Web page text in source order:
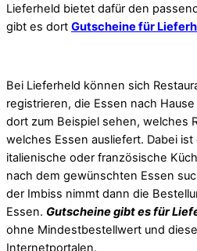
Lieferheld bietet dafür den
gibt es dort Gutscheine für
Bei Lieferheld können sich
registrieren, die Essen nach
dort zum Beispiel sehen, welches
welches Essen ausliefert. Dabei
italienische oder französische
nach dem gewünschten Essen
der Imbiss nimmt dann die
Essen. Gutscheine gibt es für
ohne Mindestbestellwert und
Internetportalen.